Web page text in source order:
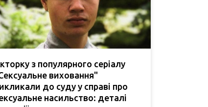
з популярного серіалу
виховання"
до суду у справі про
насильство: деталі